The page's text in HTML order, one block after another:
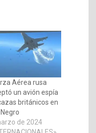
Aérea rusa
un avión espía
británicos en
de 2024